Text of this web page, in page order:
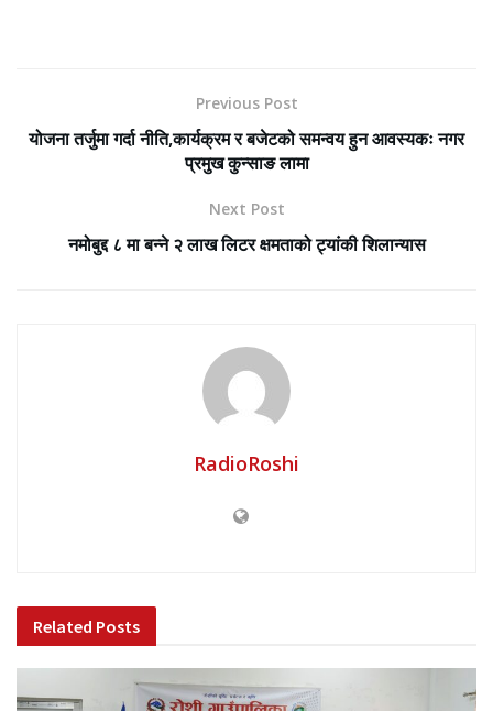
Previous Post
योजना तर्जुमा गर्दा नीति,कार्यक्रम र बजेटको समन्वय हुन आवस्यकः नगर
प्रमुख कुन्साङ लामा
Next Post
नमोबुद्द ८ मा बन्ने २ लाख लिटर क्षमताको ट्यांकी शिलान्यास
RadioRoshi
Related Posts